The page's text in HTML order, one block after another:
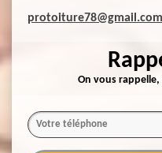
protoiture78@gmail.com
On vous